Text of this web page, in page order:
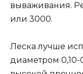
вываживания.
или 3000.
Леска лучше
диаметром 0,10-